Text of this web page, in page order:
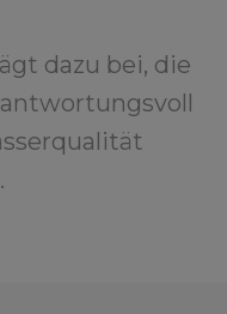
dazu bei, die